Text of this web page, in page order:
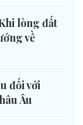
lòng đất
về
đối với
Âu